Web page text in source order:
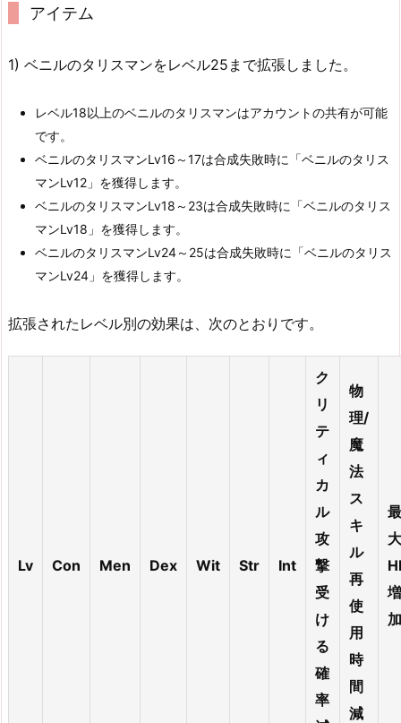
アイテム
1) ベニルのタリスマンをレベル25まで拡張しました。
レベル18以上のベニルのタリスマンはアカウントの共有が可能
です。
ベニルのタリスマンLv16～17は合成失敗時に「ベニルのタリス
マンLv12」を獲得します。
ベニルのタリスマンLv18～23は合成失敗時に「ベニルのタリス
マンLv18」を獲得します。
ベニルのタリスマンLv24～25は合成失敗時に「ベニルのタリス
マンLv24」を獲得します。
拡張されたレベル別の効果は、次のとおりです。
Lv Con Men Dex Wit Str Int
ク
リ
テ
ィ
カ
ル
攻
撃
受
け
る
確
率
物
理/
魔
法
ス
キ
ル
再
使
用
時
間
減
最
大
増
加